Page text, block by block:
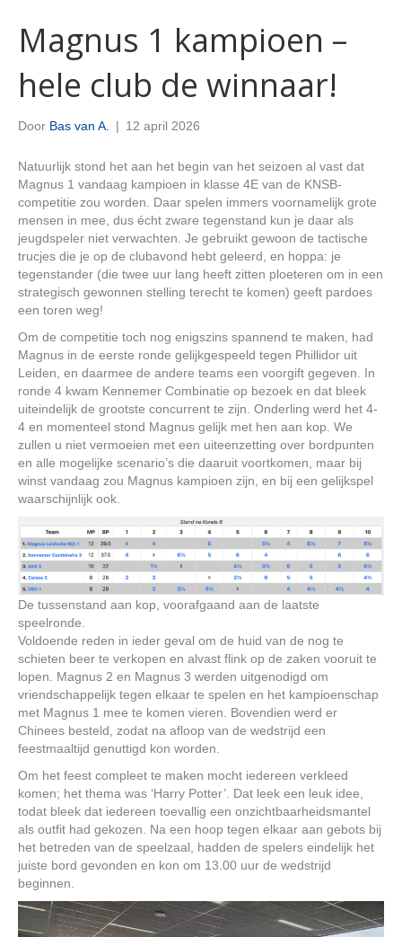
Magnus 1 kampioen –
hele club de winnaar!
Door Bas van A. | 12 april 2026
Natuurlijk stond het aan het begin van het seizoen al vast dat
Magnus 1 vandaag kampioen in klasse 4E van de KNSB-
competitie zou worden. Daar spelen immers voornamelijk grote
mensen in mee, dus écht zware tegenstand kun je daar als
jeugdspeler niet verwachten. Je gebruikt gewoon de tactische
trucjes die je op de clubavond hebt geleerd, en hoppa: je
tegenstander (die twee uur lang heeft zitten ploeteren om in een
strategisch gewonnen stelling terecht te komen) geeft pardoes
een toren weg!
Om de competitie toch nog enigszins spannend te maken, had
Magnus in de eerste ronde gelijkgespeeld tegen Phillidor uit
Leiden, en daarmee de andere teams een voorgift gegeven. In
ronde 4 kwam Kennemer Combinatie op bezoek en dat bleek
uiteindelijk de grootste concurrent te zijn. Onderling werd het 4-
4 en momenteel stond Magnus gelijk met hen aan kop. We
zullen u niet vermoeien met een uiteenzetting over bordpunten
en alle mogelijke scenario’s die daaruit voortkomen, maar bij
winst vandaag zou Magnus kampioen zijn, en bij een gelijkspel
waarschijnlijk ook.
De tussenstand aan kop, voorafgaand aan de laatste
speelronde.
Voldoende reden in ieder geval om de huid van de nog te
schieten beer te verkopen en alvast flink op de zaken vooruit te
lopen. Magnus 2 en Magnus 3 werden uitgenodigd om
vriendschappelijk tegen elkaar te spelen en het kampioenschap
met Magnus 1 mee te komen vieren. Bovendien werd er
Chinees besteld, zodat na afloop van de wedstrijd een
feestmaaltijd genuttigd kon worden.
Om het feest compleet te maken mocht iedereen verkleed
komen; het thema was ‘Harry Potter’. Dat leek een leuk idee,
todat bleek dat iedereen toevallig een onzichtbaarheidsmantel
als outfit had gekozen. Na een hoop tegen elkaar aan gebots bij
het betreden van de speelzaal, hadden de spelers eindelijk het
juiste bord gevonden en kon om 13.00 uur de wedstrijd
beginnen.